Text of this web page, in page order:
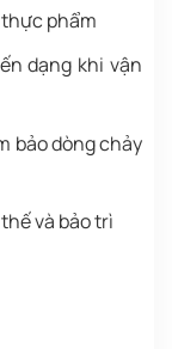
phẩm
dạng khi vận
bảo dòng chảy
và bảo trì